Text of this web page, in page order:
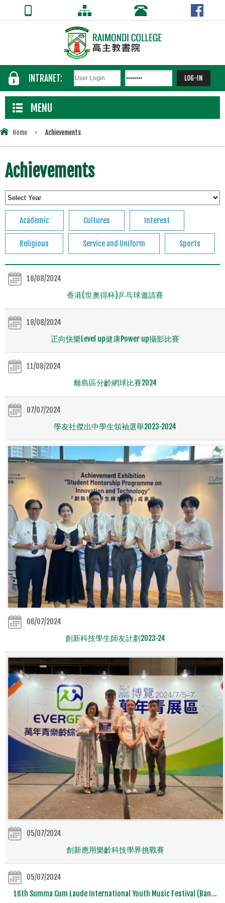
INTRANET:
MENU
Home > Achievements
Achievements
Academic Cultures Interest
Religious Service and Uniform Sports
18/08/2024
香港(世奧得杯)乒乓球邀請賽
18/08/2024
正向快樂Level up健康Power up攝影比賽
11/08/2024
離島區分齡網球比賽2024
07/07/2024
學友社傑出中學生領袖選舉2023-2024
06/07/2024
創新科技學生師友計劃2023-24
05/07/2024
創新應用樂齡科技學界挑戰賽
05/07/2024
16th Summa Cum Laude International Youth Music Festival (Ban...